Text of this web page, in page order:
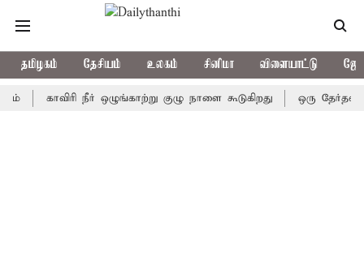
தமிழகம் தேசியம் உலகம் சினிமா விளையாட்டு
காவிரி நீர் ஒழுங்காற்று குழு நாளை கூடுகிறது ஒரு